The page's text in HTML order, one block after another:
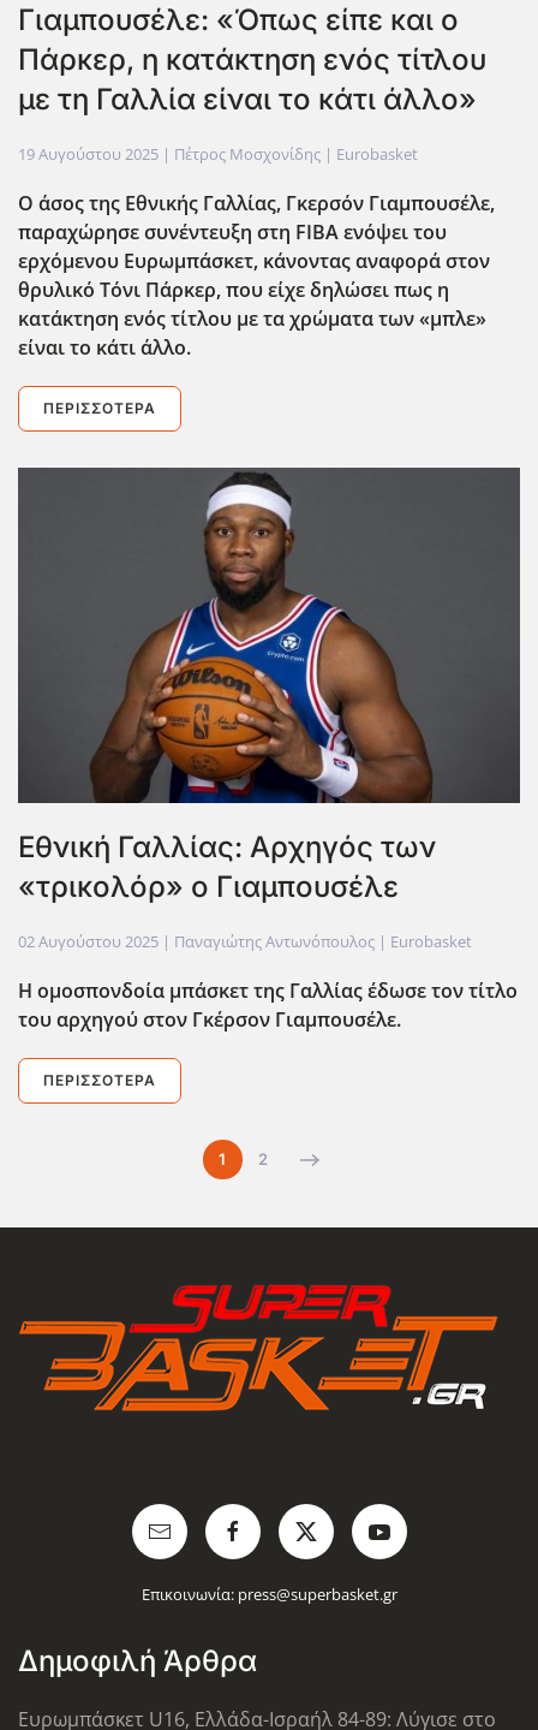
Γιαμπουσέλε: «Όπως είπε και ο
Πάρκερ, η κατάκτηση ενός τίτλου
με τη Γαλλία είναι το κάτι άλλο»
19 Αυγούστου 2025 | Πέτρος Μοσχονίδης | Eurobasket
Ο άσος της Εθνικής Γαλλίας, Γκερσόν Γιαμπουσέλε,
παραχώρησε συνέντευξη στη FIBA ενόψει του
ερχόμενου Ευρωμπάσκετ, κάνοντας αναφορά στον
θρυλικό Τόνι Πάρκερ, που είχε δηλώσει πως η
κατάκτηση ενός τίτλου με τα χρώματα των «μπλε»
είναι το κάτι άλλο.
ΠΕΡΙΣΣΌΤΕΡΑ
Εθνική Γαλλίας: Αρχηγός των
«τρικολόρ» ο Γιαμπουσέλε
02 Αυγούστου 2025 | Παναγιώτης Αντωνόπουλος | Eurobasket
Η ομοσπονδοία μπάσκετ της Γαλλίας έδωσε τον τίτλο
του αρχηγού στον Γκέρσον Γιαμπουσέλε.
ΠΕΡΙΣΣΌΤΕΡΑ
1 2
Επικοινωνία: press@superbasket.gr
Δημοφιλή Άρθρα
Ευρωμπάσκετ U16, Ελλάδα-Ισραήλ 84-89: Λύγισε στο